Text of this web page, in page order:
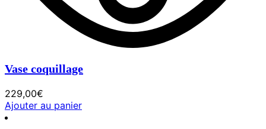
Vase coquillage
229,00€
Ajouter au panier